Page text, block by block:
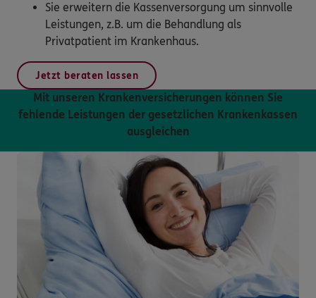
Sie erweitern die Kassenversorgung um sinnvolle
Leistungen, z.B. um die Behandlung als
Privatpatient im Krankenhaus.
Jetzt beraten lassen
Mit unseren Krankenversicherungen können Sie
fehlende Leistungen der gesetzlichen Krankenkassen
ausgleichen